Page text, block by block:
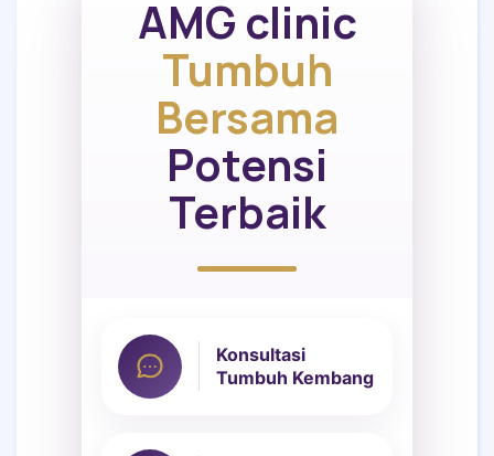
AMG clinic
Tumbuh
Bersama
Potensi
Terbaik
Konsultasi
Tumbuh Kembang